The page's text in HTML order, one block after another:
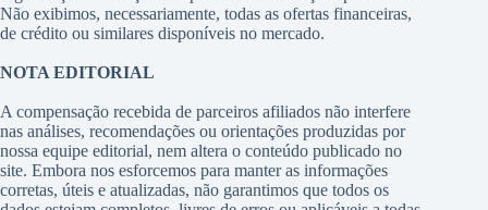
Não exibimos, necessariamente, todas as ofertas financeiras,
de crédito ou similares disponíveis no mercado.
NOTA EDITORIAL
A compensação recebida de parceiros afiliados não interfere
nas análises, recomendações ou orientações produzidas por
nossa equipe editorial, nem altera o conteúdo publicado no
site. Embora nos esforcemos para manter as informações
corretas, úteis e atualizadas, não garantimos que todos os